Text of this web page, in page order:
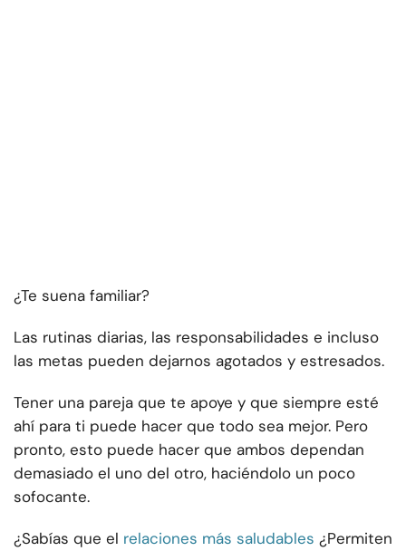
¿Te suena familiar?
Las rutinas diarias, las responsabilidades e incluso
las metas pueden dejarnos agotados y estresados.
Tener una pareja que te apoye y que siempre esté
ahí para ti puede hacer que todo sea mejor. Pero
pronto, esto puede hacer que ambos dependan
demasiado el uno del otro, haciéndolo un poco
sofocante.
¿Sabías que el relaciones más saludables ¿Permiten